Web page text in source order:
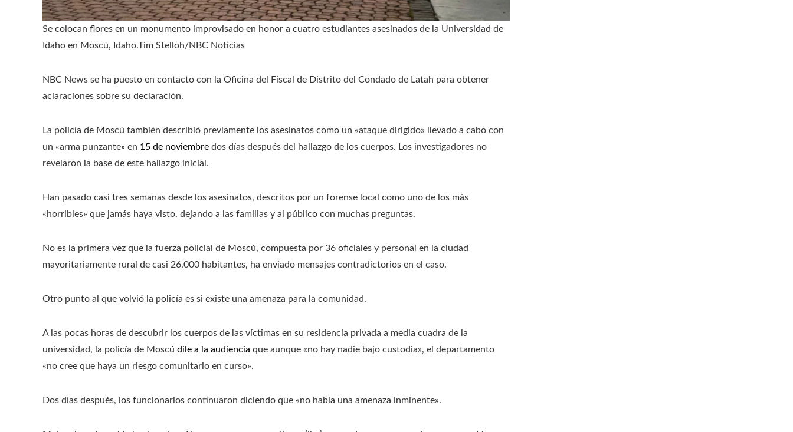
Se colocan flores en un monumento improvisado en honor a cuatro estudiantes asesinados de la Universidad de
Idaho en Moscú, Idaho.Tim Stelloh/NBC Noticias
NBC News se ha puesto en contacto con la Oficina del Fiscal de Distrito del Condado de Latah para obtener
aclaraciones sobre su declaración.
La policía de Moscú también describió previamente los asesinatos como un «ataque dirigido» llevado a cabo con
un «arma punzante» en 15 de noviembre dos días después del hallazgo de los cuerpos. Los investigadores no
revelaron la base de este hallazgo inicial.
Han pasado casi tres semanas desde los asesinatos, descritos por un forense local como uno de los más
«horribles» que jamás haya visto, dejando a las familias y al público con muchas preguntas.
No es la primera vez que la fuerza policial de Moscú, compuesta por 36 oficiales y personal en la ciudad
mayoritariamente rural de casi 26.000 habitantes, ha enviado mensajes contradictorios en el caso.
Otro punto al que volvió la policía es si existe una amenaza para la comunidad.
A las pocas horas de descubrir los cuerpos de las víctimas en su residencia privada a media cuadra de la
universidad, la policía de Moscú dile a la audiencia que aunque «no hay nadie bajo custodia», el departamento
«no cree que haya un riesgo comunitario en curso».
Dos días después, los funcionarios continuaron diciendo que «no había una amenaza inminente».